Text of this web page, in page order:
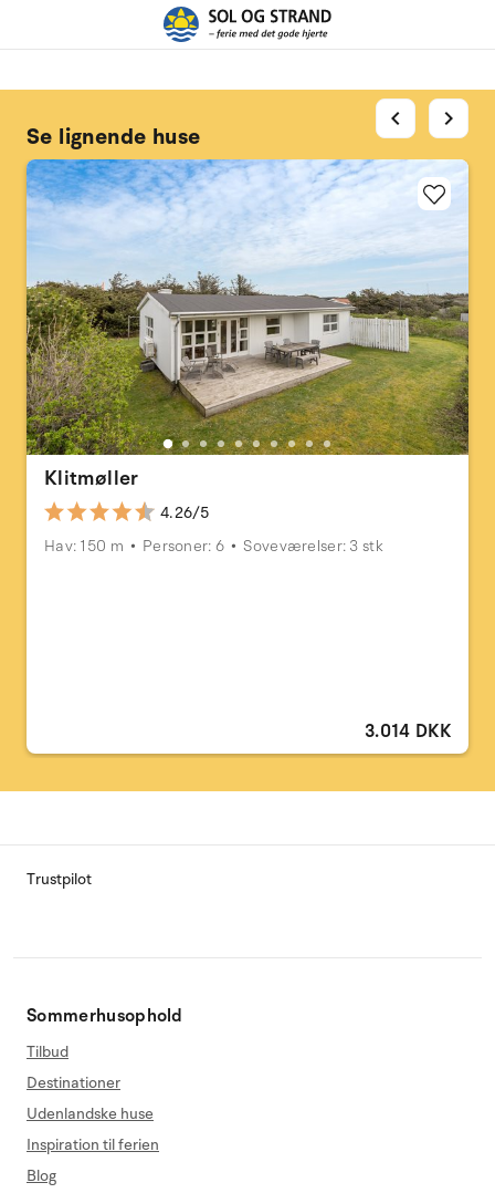
Se lignende huse
Klitmøller
4.26/5
Hav: 150 m
Personer: 6 Soveværelser: 3 stk
3.014 DKK
chevron_left chevron_right
Trustpilot
Sommerhusophold
Tilbud
Destinationer
Udenlandske huse
Inspiration til ferien
Blog